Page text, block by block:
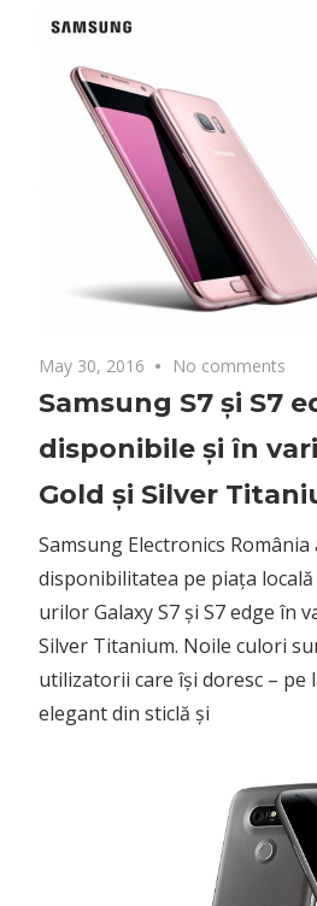
May 30, 2016 No comments
Samsung S7 și S7
disponibile și în
Gold și Silver
Samsung Electronics
disponibilitatea pe piața
urilor Galaxy S7 și S7 edge în
Silver Titanium. Noile culori
utilizatorii care își doresc – pe
elegant din sticlă și